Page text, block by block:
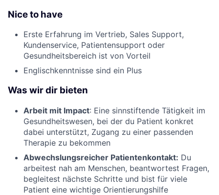
Nice to have
Erste Erfahrung im Vertrieb, Sales Support,
Kundenservice, Patientensupport oder
Gesundheitsbereich ist von Vorteil
Englischkenntnisse sind ein Plus
Was wir dir bieten
Arbeit mit Impact: Eine sinnstiftende Tätigkeit im
Gesundheitswesen, bei der du Patient konkret
dabei unterstützt, Zugang zu einer passenden
Therapie zu bekommen
Abwechslungsreicher Patientenkontakt: Du
arbeitest nah am Menschen, beantwortest Fragen,
begleitest nächste Schritte und bist für viele
Patient eine wichtige Orientierungshilfe